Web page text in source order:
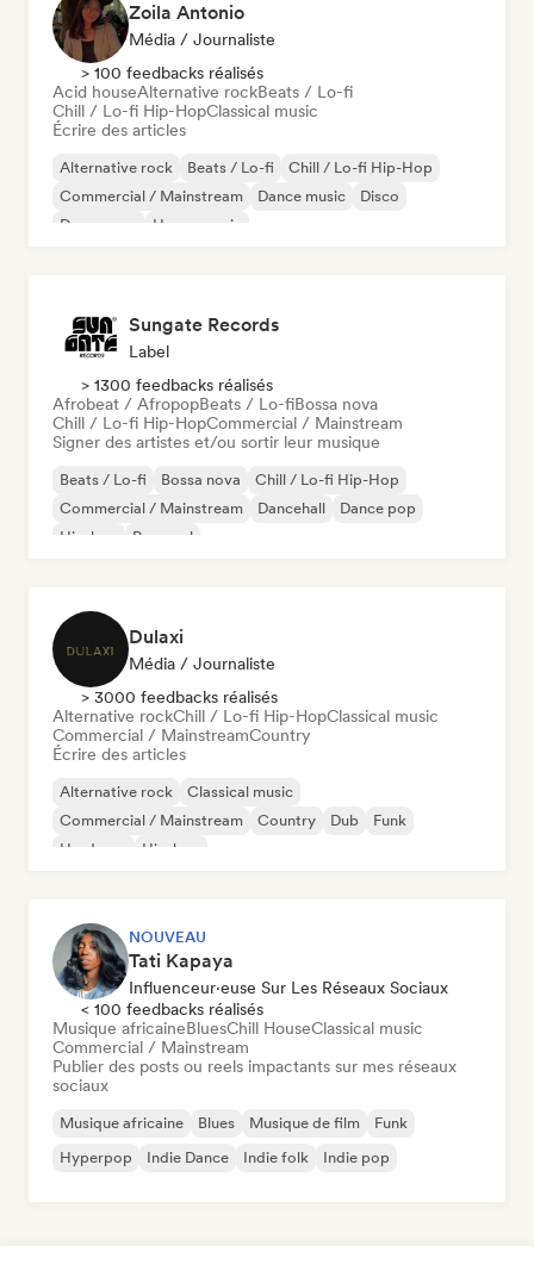
Zoila Antonio
Média / Journaliste
> 100 feedbacks réalisés
Acid houseAlternative rockBeats / Lo-fi
Chill / Lo-fi Hip-HopClassical music
Écrire des articles
Alternative rock Beats / Lo-fi
Chill / Lo-fi Hip-Hop
Commercial / Mainstream
Dance music
Disco
Dream pop
House music
Sungate Records
Label
> 1300 feedbacks réalisés
Afrobeat / AfropopBeats / Lo-fiBossa nova
Chill / Lo-fi Hip-HopCommercial / Mainstream
Signer des artistes et/ou sortir leur musique
Beats / Lo-fi Bossa nova
Chill / Lo-fi Hip-Hop
Commercial / Mainstream
Dancehall
Dance pop
Hip-hop
Pop soul
Dulaxi
Média / Journaliste
> 3000 feedbacks réalisés
Alternative rockChill / Lo-fi Hip-HopClassical music
Commercial / MainstreamCountry
Écrire des articles
Alternative rock
Classical music
Commercial / Mainstream
Country Dub
Funk
Hardcore
Hip-hop
NOUVEAU
Tati Kapaya
Influenceur·euse Sur Les Réseaux Sociaux
< 100 feedbacks réalisés
Musique africaineBluesChill HouseClassical music
Commercial / Mainstream
Publier des posts ou reels impactants sur mes réseaux
sociaux
Musique africaine Blues Musique de film
Funk
Hyperpop
Indie Dance Indie folk Indie pop